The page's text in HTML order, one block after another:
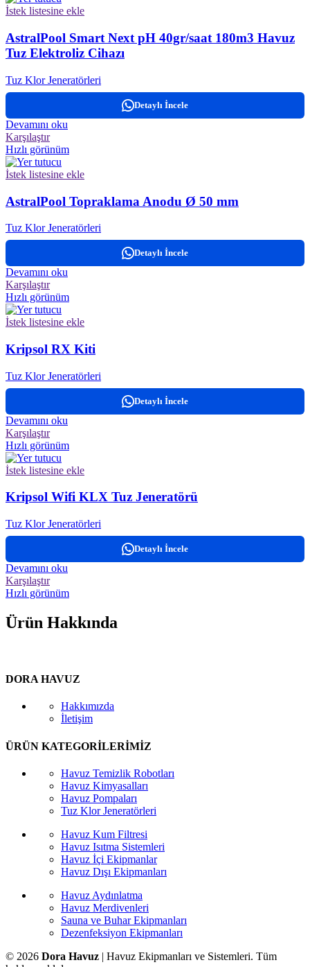
İstek listesine ekle
AstralPool Smart Next pH 40gr/saat 180m3 Havuz
Tuz Elektroliz Cihazı
Tuz Klor Jeneratörleri
Detaylı İncele
Devamını oku
Karşılaştır
Hızlı görünüm
İstek listesine ekle
AstralPool Topraklama Anodu Ø 50 mm
Tuz Klor Jeneratörleri
Detaylı İncele
Devamını oku
Karşılaştır
Hızlı görünüm
İstek listesine ekle
Kripsol RX Kiti
Tuz Klor Jeneratörleri
Detaylı İncele
Devamını oku
Karşılaştır
Hızlı görünüm
İstek listesine ekle
Kripsol Wifi KLX Tuz Jeneratörü
Tuz Klor Jeneratörleri
Detaylı İncele
Devamını oku
Karşılaştır
Hızlı görünüm
Ürün Hakkında
DORA HAVUZ
Hakkımızda
İletişim
ÜRÜN KATEGORİLERİMİZ
Havuz Temizlik Robotları
Havuz Kimyasalları
Havuz Pompaları
Tuz Klor Jeneratörleri
Havuz Kum Filtresi
Havuz Isıtma Sistemleri
Havuz İçi Ekipmanlar
Havuz Dışı Ekipmanları
Havuz Aydınlatma
Havuz Merdivenleri
Sauna ve Buhar Ekipmanları
Dezenfeksiyon Ekipmanları
© 2026 Dora Havuz | Havuz Ekipmanları ve Sistemleri. Tüm